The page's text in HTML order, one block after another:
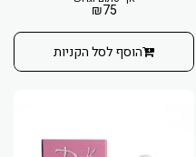
₪75
הוסף לסל הקניות